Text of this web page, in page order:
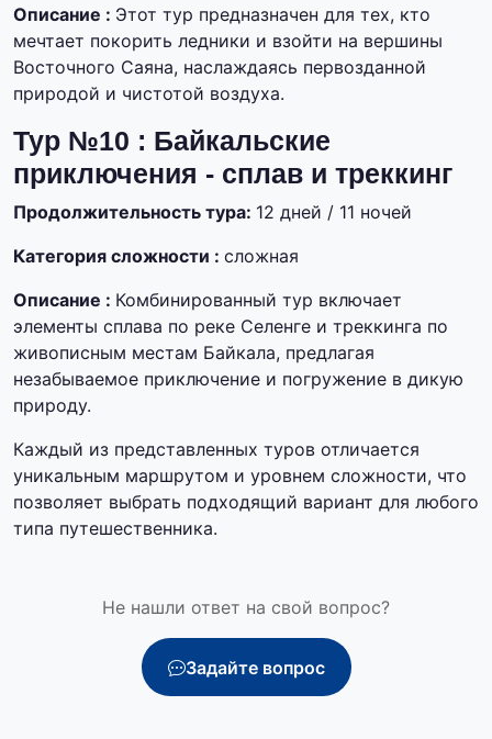
Описание : Этот тур предназначен для тех, кто
мечтает покорить ледники и взойти на вершины
Восточного Саяна, наслаждаясь первозданной
природой и чистотой воздуха.
Тур №10 : Байкальские
приключения - сплав и треккинг
Продолжительность тура: 12 дней / 11 ночей
Категория сложности : сложная
Описание : Комбинированный тур включает
элементы сплава по реке Селенге и треккинга по
живописным местам Байкала, предлагая
незабываемое приключение и погружение в дикую
природу.
Каждый из представленных туров отличается
уникальным маршрутом и уровнем сложности, что
позволяет выбрать подходящий вариант для любого
типа путешественника.
Не нашли ответ на свой вопрос?
Задайте вопрос